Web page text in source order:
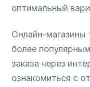
оптимальный
Онлайн-магазины
более
заказа через
ознакомиться с